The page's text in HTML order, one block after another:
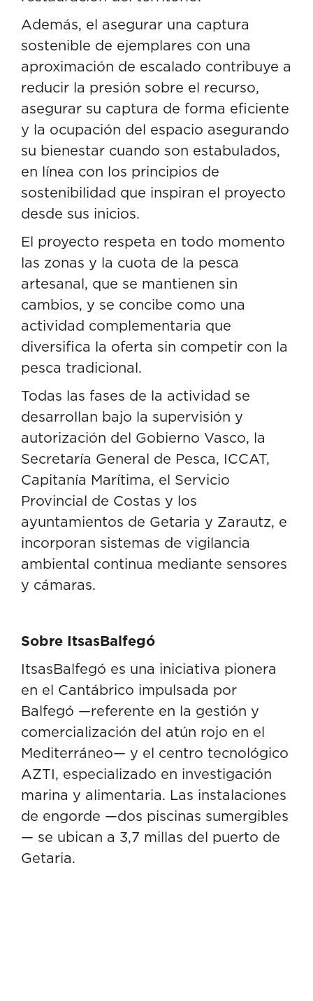
Además, el asegurar una captura
sostenible de ejemplares con una
aproximación de escalado contribuye a
reducir la presión sobre el recurso,
asegurar su captura de forma eficiente
y la ocupación del espacio asegurando
su bienestar cuando son estabulados,
en línea con los principios de
sostenibilidad que inspiran el proyecto
desde sus inicios.
El proyecto respeta en todo momento
las zonas y la cuota de la pesca
artesanal, que se mantienen sin
cambios, y se concibe como una
actividad complementaria que
diversifica la oferta sin competir con la
pesca tradicional.
Todas las fases de la actividad se
desarrollan bajo la supervisión y
autorización del Gobierno Vasco, la
Secretaría General de Pesca, ICCAT,
Capitanía Marítima, el Servicio
Provincial de Costas y los
ayuntamientos de Getaria y Zarautz, e
incorporan sistemas de vigilancia
ambiental continua mediante sensores
y cámaras.
Sobre ItsasBalfegó
ItsasBalfegó es una iniciativa pionera
en el Cantábrico impulsada por
Balfegó —referente en la gestión y
comercialización del atún rojo en el
Mediterráneo— y el centro tecnológico
AZTI, especializado en investigación
marina y alimentaria. Las instalaciones
de engorde —dos piscinas sumergibles
— se ubican a 3,7 millas del puerto de
Getaria.